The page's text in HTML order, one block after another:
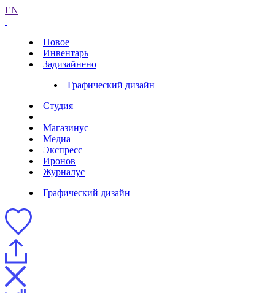
EN
Новое
Инвентарь
Задизайнено
Графический дизайн
Студия
Магазинус
Медиа
Экспресс
Иронов
Журналус
Графический дизайн